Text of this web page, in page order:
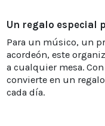
Un regalo especial
Para un músico, un
acordeón, este
a cualquier mesa.
convierte en un
cada día.